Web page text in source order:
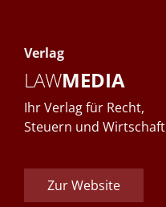
Verlag
LAWMEDIA
Ihr Verlag für Recht,
Steuern und Wirtschaft
Zur Website